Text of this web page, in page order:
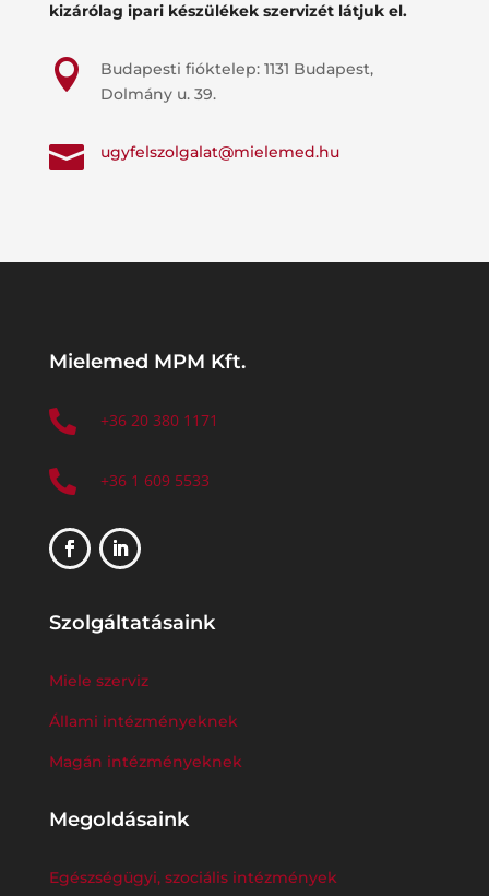
kizárólag ipari készülékek szervizét látjuk el.

Budapesti fióktelep: 1131 Budapest,
Dolmány u. 39.
 ugyfelszolgalat@mielemed.hu
Mielemed MPM Kft.
 +36 20 380 1171
 +36 1 609 5533
Szolgáltatásaink
Miele szerviz
Állami intézményeknek
Magán intézményeknek
Megoldásaink
Egészségügyi, szociális intézmények